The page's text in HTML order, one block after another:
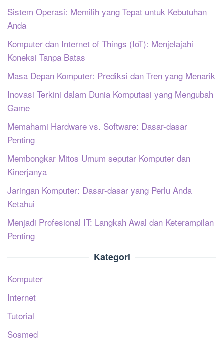
Sistem Operasi: Memilih yang Tepat untuk Kebutuhan
Anda
Komputer dan Internet of Things (IoT): Menjelajahi
Koneksi Tanpa Batas
Masa Depan Komputer: Prediksi dan Tren yang Menarik
Inovasi Terkini dalam Dunia Komputasi yang Mengubah
Game
Memahami Hardware vs. Software: Dasar-dasar
Penting
Membongkar Mitos Umum seputar Komputer dan
Kinerjanya
Jaringan Komputer: Dasar-dasar yang Perlu Anda
Ketahui
Menjadi Profesional IT: Langkah Awal dan Keterampilan
Penting
Kategori
Komputer
Internet
Tutorial
Sosmed